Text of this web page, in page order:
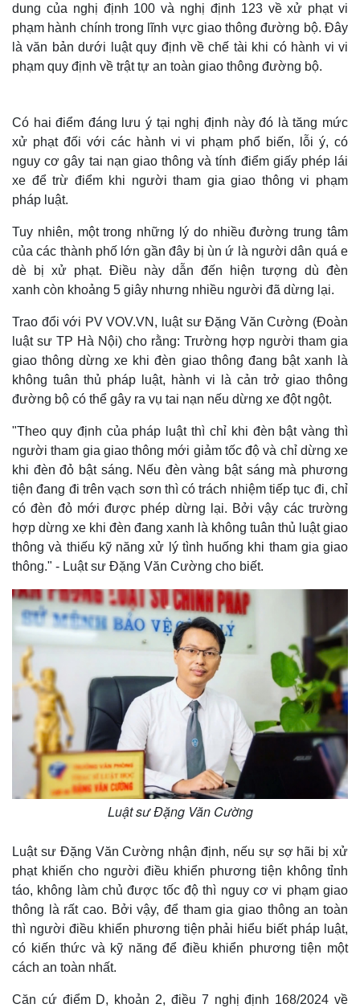
Thế giới
Quan sát
Cuộc sống đó đây
Multimedia
Video
Ảnh
Infographic
dung của nghị định 100 và nghị định 123 về xử phạt vi
phạm hành chính trong lĩnh vực giao thông đường bộ. Đây
là văn bản dưới luật quy định về chế tài khi có hành vi vi
phạm quy định về trật tự an toàn giao thông đường bộ.
Có hai điểm đáng lưu ý tại nghị định này đó là tăng mức
xử phạt đối với các hành vi vi phạm phổ biến, lỗi ý, có
nguy cơ gây tai nạn giao thông và tính điểm giấy phép lái
xe để trừ điểm khi người tham gia giao thông vi phạm
pháp luật.
Tuy nhiên, một trong những lý do nhiều đường trung tâm
của các thành phố lớn gần đây bị ùn ứ là người dân quá e
dè bị xử phạt. Điều này dẫn đến hiện tượng dù đèn
xanh còn khoảng 5 giây nhưng nhiều người đã dừng lại.
Trao đổi với PV VOV.VN, luật sư Đặng Văn Cường (Đoàn
luật sư TP Hà Nội) cho rằng: Trường hợp người tham gia
giao thông dừng xe khi đèn giao thông đang bật xanh là
không tuân thủ pháp luật, hành vi là cản trở giao thông
đường bộ có thể gây ra vụ tai nạn nếu dừng xe đột ngột.
"Theo quy định của pháp luật thì chỉ khi đèn bật vàng thì
người tham gia giao thông mới giảm tốc độ và chỉ dừng xe
khi đèn đỏ bật sáng. Nếu đèn vàng bật sáng mà phương
tiện đang đi trên vạch sơn thì có trách nhiệm tiếp tục đi, chỉ
có đèn đỏ mới được phép dừng lại. Bởi vậy các trường
hợp dừng xe khi đèn đang xanh là không tuân thủ luật giao
thông và thiếu kỹ năng xử lý tình huống khi tham gia giao
thông." - Luật sư Đặng Văn Cường cho biết.
Luật sư Đặng Văn Cường
Luật sư Đặng Văn Cường nhận định, nếu sự sợ hãi bị xử
phạt khiến cho người điều khiển phương tiện không tỉnh
táo, không làm chủ được tốc độ thì nguy cơ vi phạm giao
thông là rất cao. Bởi vậy, để tham gia giao thông an toàn
thì người điều khiển phương tiện phải hiểu biết pháp luật,
có kiến thức và kỹ năng để điều khiển phương tiện một
cách an toàn nhất.
Căn cứ điểm D, khoản 2, điều 7 nghị định 168/2024 về